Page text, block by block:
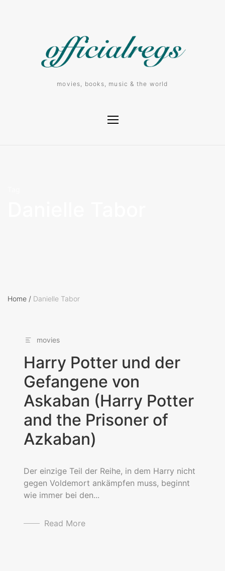
movies, books, music & the world
Home / Danielle Tabor
movies
Harry Potter und der
Gefangene von
Askaban (Harry Potter
and the Prisoner of
Azkaban)
Der einzige Teil der Reihe, in dem Harry nicht
gegen Voldemort ankämpfen muss, beginnt
wie immer bei den...
Read More